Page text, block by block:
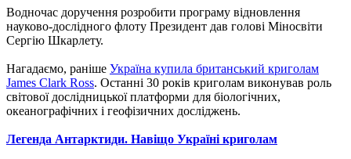
Водночас доручення розробити програму відновлення
науково-дослідного флоту Президент дав голові Міносвіти
Сергію Шкарлету.
Нагадаємо, раніше Україна купила британський криголам
James Clark Ross. Останні 30 років криголам виконував роль
світової дослідницької платформи для біологічних,
океанографічних і геофізичних досліджень.
Легенда Антарктиди. Навіщо Україні криголам